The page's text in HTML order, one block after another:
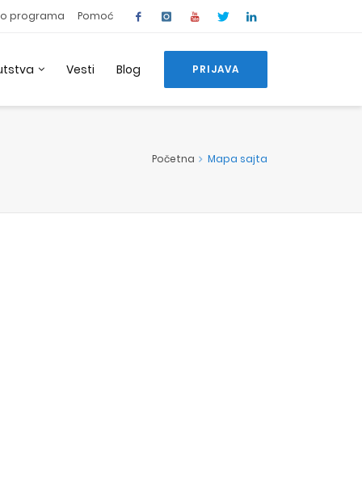
programa Pomoć
Vesti Blog PRIJAVA
Početna Mapa sajta